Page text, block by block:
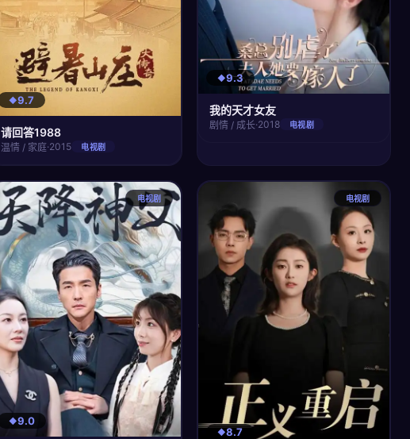
9.7
请回答1988
温情 / 家庭·2015 电视剧
9.3
我的天才女友
剧情 / 成长·2018 电视剧
电视剧
9.0
电视剧
8.7